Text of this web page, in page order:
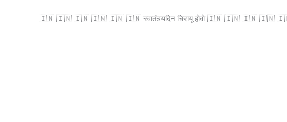
🇮🇳 🇮🇳 🇮🇳 🇮🇳 🇮🇳 🇮🇳 स्वातंत्र्यदिन चिरायू होवो 🇮🇳 🇮🇳 🇮🇳 🇮🇳 🇮🇳